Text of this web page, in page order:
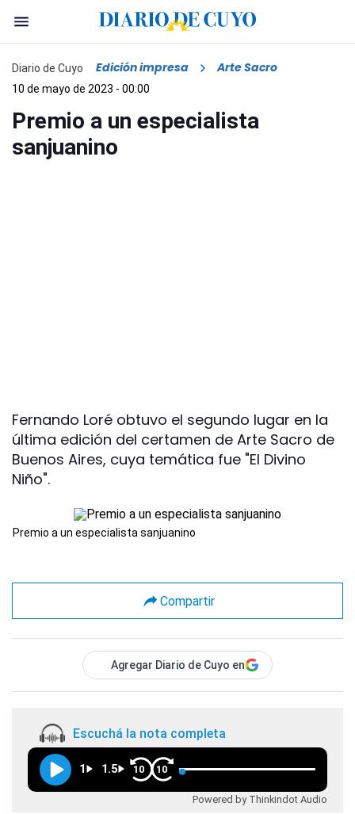
Diario de Cuyo Edición impresa Arte Sacro
10 de mayo de 2023 - 00:00
Premio a un especialista
sanjuanino
Fernando Loré obtuvo el segundo lugar en la
última edición del certamen de Arte Sacro de
Buenos Aires, cuya temática fue "El Divino
Niño".
Premio a un especialista sanjuanino
Compartir
Agregar Diario de Cuyo en
Escuchá la nota completa
1 1.5 10 10
Powered by Thinkindot Audio